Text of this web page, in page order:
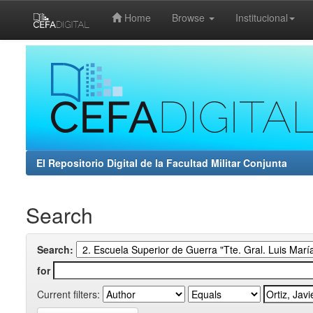
Home Browse Institucional
El Repositorio Digital de la Facultad Militar Conjunta
Search
Search:
for
Current filters: